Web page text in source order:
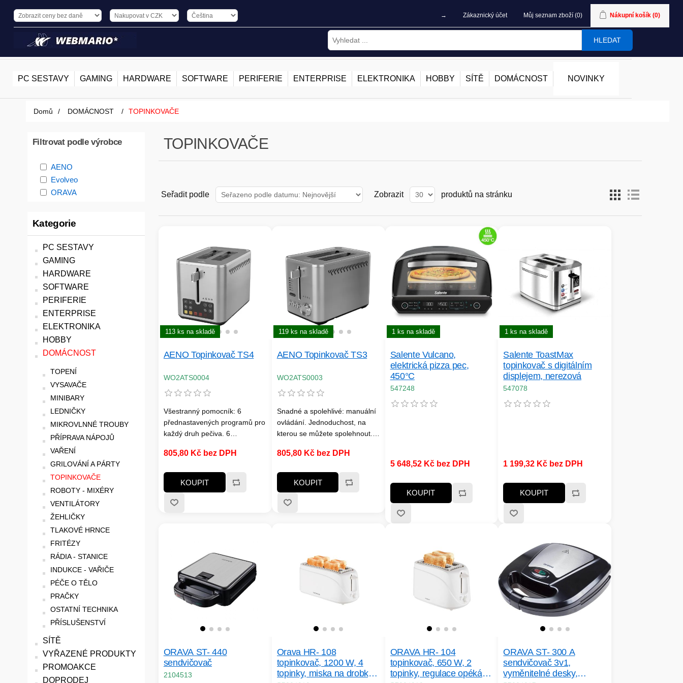
→ Zákaznický účet Můj seznam zboží (0) Nákupní košík (0)
HLEDAT
PC SESTAVY GAMING HARDWARE SOFTWARE PERIFERIE ENTERPRISE ELEKTRONIKA HOBBY SÍTĚ DOMÁCNOST NOVINKY
Domů / DOMÁCNOST / TOPINKOVAČE
Filtrovat podle výrobce
AENO
Evolveo
ORAVA
Kategorie
PC SESTAVY
GAMING
HARDWARE
SOFTWARE
PERIFERIE
ENTERPRISE
ELEKTRONIKA
HOBBY
DOMÁCNOST
TOPENÍ
VYSAVAČE
MINIBARY
LEDNIČKY
MIKROVLNNÉ TROUBY
PŘÍPRAVA NÁPOJŮ
VAŘENÍ
GRILOVÁNÍ A PÁRTY
TOPINKOVAČE
ROBOTY - MIXÉRY
VENTILÁTORY
ŽEHLIČKY
TLAKOVÉ HRNCE
FRITÉZY
RÁDIA - STANICE
INDUKCE - VAŘIČE
PÉČE O TĚLO
PRAČKY
OSTATNÍ TECHNIKA
PŘÍSLUŠENSTVÍ
SÍTĚ
VYŘAZENÉ PRODUKTY
PROMOAKCE
DOPRODEJ
TOPINKOVAČE
Seřadit podle Zobrazit produktů na stránku
113 ks na skladě
AENO Topinkovač TS4
WO2ATS0004
Všestranný pomocník: 6
přednastavených programů pro
každý druh pečiva. 6
propečení vám umožní
výsledku, jaký máte rádi. Od
jemně zlatavé křupavosti až po
hluboce opečený chléb -
805,80 Kč bez DPH
KOUPIT
119 ks na skladě
AENO Topinkovač TS3
WO2ATS0003
Snadné a spolehlivé: manuální
ovládání. Jednoduchost, na
kterou se můžete spolehnout.
vám poskytuje naprostou
snadno použitelný.
805,80 Kč bez DPH
KOUPIT
1 ks na skladě
Salente Vulcano,
elektrická pizza pec,
450°C
547248
5 648,52 Kč bez DPH
KOUPIT
1 ks na skladě
Salente ToastMax
topinkovač s digitálním
displejem, nerezová
547078
1 199,32 Kč bez DPH
KOUPIT
ORAVA ST- 440
sendvičovač
2104513
Orava HR- 108
topinkovač, 1200 W, 4
topinky, miska na drobky,
ORAVA HR- 104
topinkovač, 650 W, 2
topinky, regulace opékání,
ORAVA ST- 300 A
sendvičovač 3v1,
vyměnitelné desky,